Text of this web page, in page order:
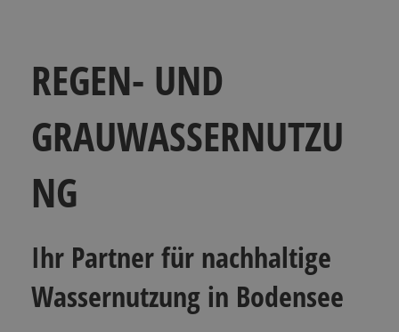
REGEN- UND
GRAUWASSERNUTZU
NG
Ihr Partner für nachhaltige
Wassernutzung in Bodensee